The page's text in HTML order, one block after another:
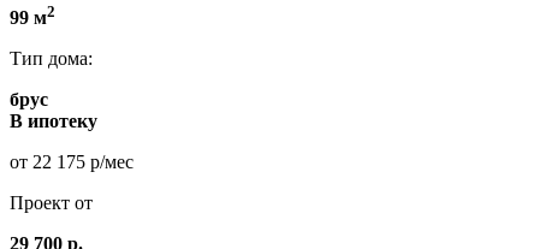
99 м2
Тип дома:
брус
В ипотеку
от 22 175 р/мес
Проект от
29 700 р.